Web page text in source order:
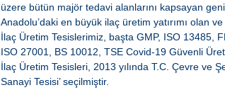
üzere bütün majör tedavi alanlarını kapsayan
Anadolu’daki en büyük ilaç üretim yatırımı olan
İlaç Üretim Tesislerimiz, başta GMP, ISO 13485,
ISO 27001, BS 10012, TSE Covid-19 Güvenli
İlaç Üretim Tesisleri, 2013 yılında T.C. Çevre ve
Sanayi Tesisi’ seçilmiştir.